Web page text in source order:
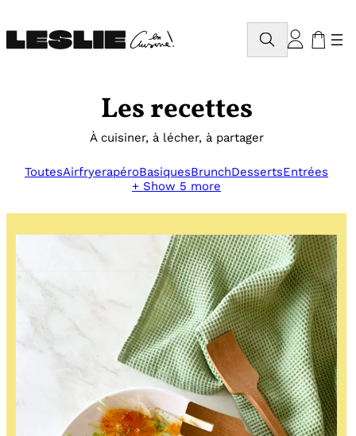
au
contenu
Rechercher
Les recettes
À cuisiner, à lécher, à partager
ToutesAirfryerapéroBasiquesBrunchDessertsEntrées
+ Show 5 more